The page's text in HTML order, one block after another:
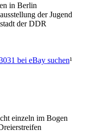
in Berlin
der Jugend
der DDR
bei eBay suchen¹
einzeln im Bogen